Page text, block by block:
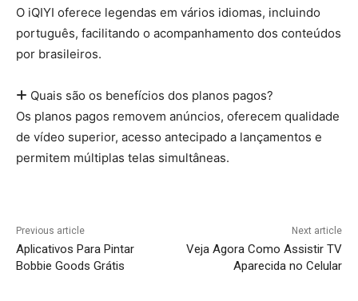
O iQIYI oferece legendas em vários idiomas, incluindo
português, facilitando o acompanhamento dos conteúdos
por brasileiros.
Quais são os benefícios dos planos pagos?
Os planos pagos removem anúncios, oferecem qualidade
de vídeo superior, acesso antecipado a lançamentos e
permitem múltiplas telas simultâneas.
Previous article
Aplicativos Para Pintar
Bobbie Goods Grátis
Next article
Veja Agora Como Assistir TV
Aparecida no Celular